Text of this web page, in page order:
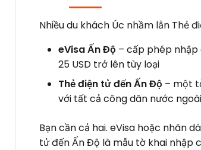
Nhiều du khách Úc nhầm lẫn Thẻ
eVisa Ấn Độ – cấp phép nhập
25 USD trở lên tùy loại
Thẻ điện tử đến Ấn Độ – một
với tất cả công dân nước
Bạn cần cả hai. eVisa hoặc nhãn
tử đến Ấn Độ là mẫu tờ khai nhập